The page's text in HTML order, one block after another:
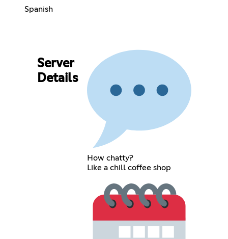
Spanish
Server
Details
How chatty?
Like a chill coffee shop